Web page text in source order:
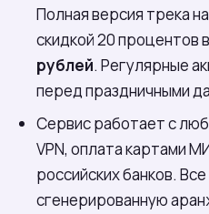
Полная версия трека
скидкой 20 процентов
рублей. Регулярные
перед праздничными
Сервис работает с
VPN, оплата картами
российских банков.
сгенерированную